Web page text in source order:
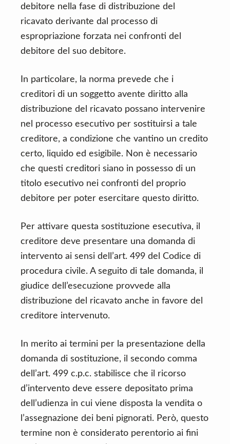
debitore nella fase di distribuzione del
ricavato derivante dal processo di
espropriazione forzata nei confronti del
debitore del suo debitore.
In particolare, la norma prevede che i
creditori di un soggetto avente diritto alla
distribuzione del ricavato possano intervenire
nel processo esecutivo per sostituirsi a tale
creditore, a condizione che vantino un credito
certo, liquido ed esigibile. Non è necessario
che questi creditori siano in possesso di un
titolo esecutivo nei confronti del proprio
debitore per poter esercitare questo diritto.
Per attivare questa sostituzione esecutiva, il
creditore deve presentare una domanda di
intervento ai sensi dell’art. 499 del Codice di
procedura civile. A seguito di tale domanda, il
giudice dell’esecuzione provvede alla
distribuzione del ricavato anche in favore del
creditore intervenuto.
In merito ai termini per la presentazione della
domanda di sostituzione, il secondo comma
dell’art. 499 c.p.c. stabilisce che il ricorso
d’intervento deve essere depositato prima
dell’udienza in cui viene disposta la vendita o
l’assegnazione dei beni pignorati. Però, questo
termine non è considerato perentorio ai fini